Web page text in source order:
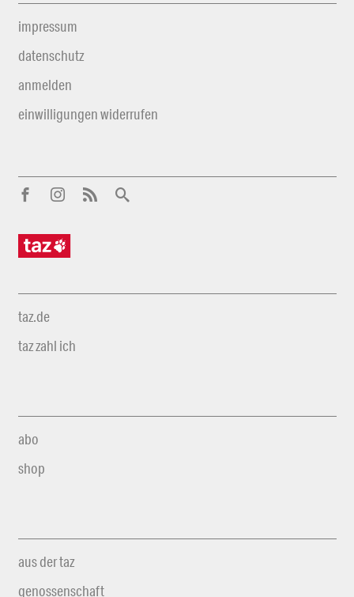
impressum
datenschutz
anmelden
einwilligungen widerrufen
taz.de
taz zahl ich
abo
shop
aus der taz
genossenschaft